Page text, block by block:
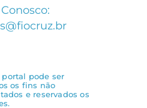
pode ser
os fins não
e reservados os